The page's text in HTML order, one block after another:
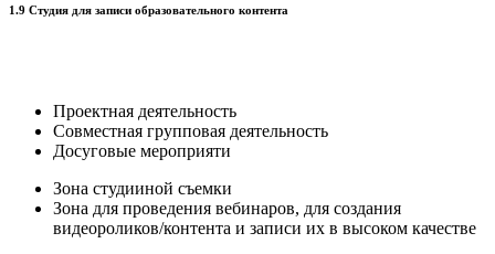
1.9 Студия для записи образовательного контента
Проектная деятельность
Совместная групповая деятельность
Досуговые мероприяти
Зона студииной съемки
Зона для проведения вебинаров, для создания
видеороликов/контента и записи их в высоком качестве